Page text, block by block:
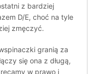
z bardziej
D/E, choć na tyle
zmęczyć.
granią za
się ona z długą,
w prawo i